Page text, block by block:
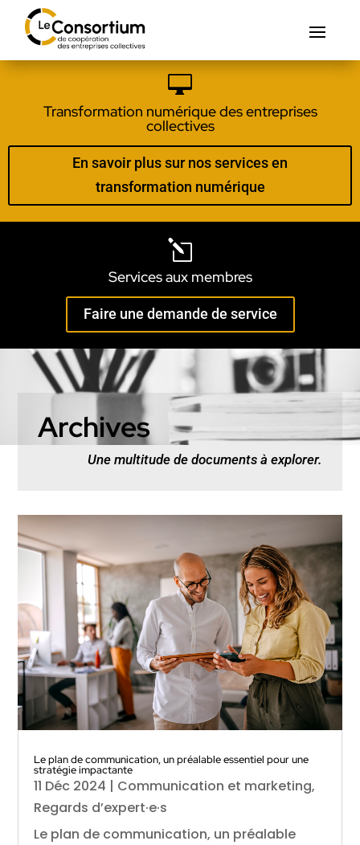

Transformation numérique des entreprises
collectives
En savoir plus sur nos services en
transformation numérique
l
Services aux membres
Faire une demande de service
Archives
Une multitude de documents à explorer.
Le plan de communication, un préalable essentiel pour une
stratégie impactante
11 Déc 2024 | Communication et marketing,
Regards d’expert·e·s
Le plan de communication, un préalable